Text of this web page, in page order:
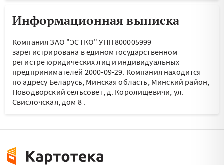
Информационная выписка
Компания ЗАО "ЭСТКО" УНП 800005999
зарегистрирована в едином государственном
регистре юридических лиц и индивидуальных
предпринимателей 2000-09-29. Компания находится
по адресу Беларусь, Минская область, Минский район,
Новодворский сельсовет, д. Королищевичи, ул.
Свислочская, дом 8.